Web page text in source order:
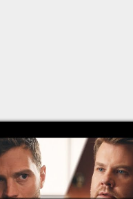
A red
很有可能變